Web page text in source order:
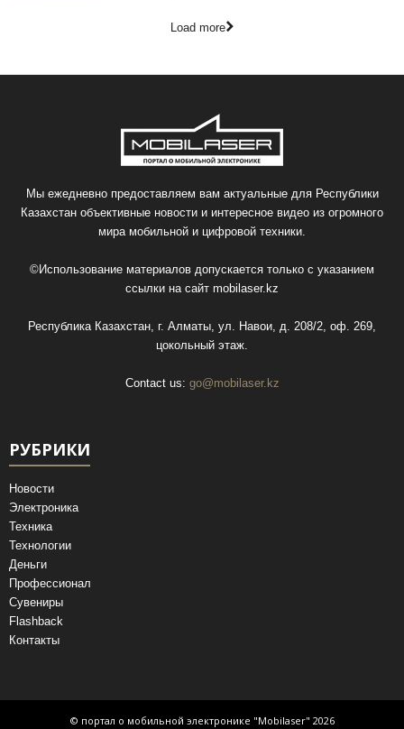
Load more
Мы ежедневно предоставляем вам актуальные для Республики
Казахстан объективные новости и интересное видео из огромного
мира мобильной и цифровой техники.
©Использование материалов допускается только с указанием
ссылки на сайт mobilaser.kz
Республика Казахстан, г. Алматы, ул. Навои, д. 208/2, оф. 269,
цокольный этаж.
Contact us: go@mobilaser.kz
РУБРИКИ
Новости
Электроника
Техника
Технологии
Деньги
Профессионал
Сувениры
Flashback
Контакты
© портал о мобильной электронике "Mobilaser" 2026